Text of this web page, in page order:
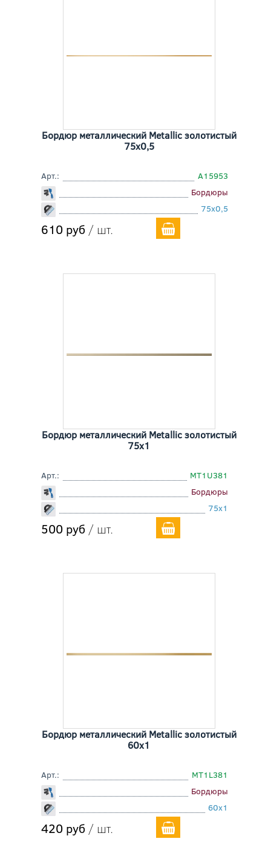
Бордюр металлический Metallic золотистый
75x0,5
Арт.:
A15953
Бордюры
75x0,5
610 руб / шт.
Бордюр металлический Metallic золотистый
75x1
Арт.:
MT1U381
Бордюры
75x1
500 руб / шт.
Бордюр металлический Metallic золотистый
60x1
Арт.:
MT1L381
Бордюры
60x1
420 руб / шт.